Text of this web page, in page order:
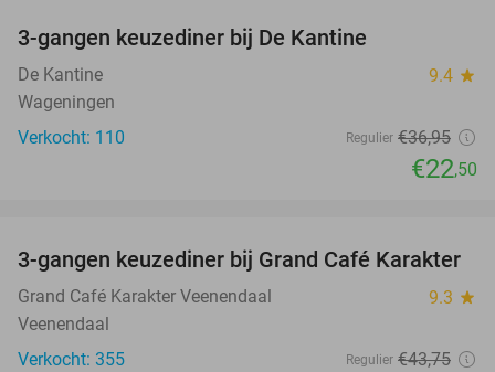
3-gangen keuzediner bij De Kantine
De Kantine 9.4 star
Wageningen
Verkocht: 110
Regulier €36,95
€22,50
43%
3-gangen keuzediner bij Grand Café Karakter
Grand Café Karakter Veenendaal 9.3 star
Veenendaal
Verkocht: 355
Regulier €43,75